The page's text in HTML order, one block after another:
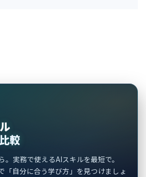
較
。実務で使えるAIスキルを最短で。
「自分に合う学び方」を見つけましょ